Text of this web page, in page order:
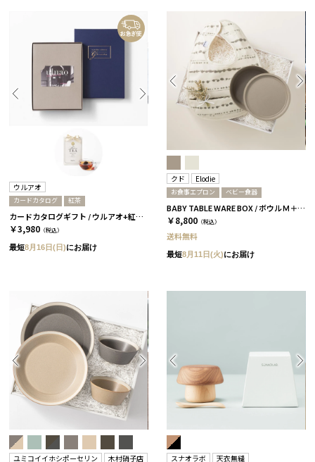
ウルアオ
カードカタログ 紅茶
カードカタログギフト / ウルアオ+紅茶 / アウレリアーナーC
￥3,980 （税込）
最短8月16日(日)にお届け
クド Elodie
お食事エプロン ベビー食器
BABY TABLE WARE BOX / ボウルＭ＋お食事エプロン / 茶大色
￥8,800 （税込）
送料無料
最短8月11日(火)にお届け
ユミコイイホシポーセリン 木村硝子店 スナオラボ 天衣無縫